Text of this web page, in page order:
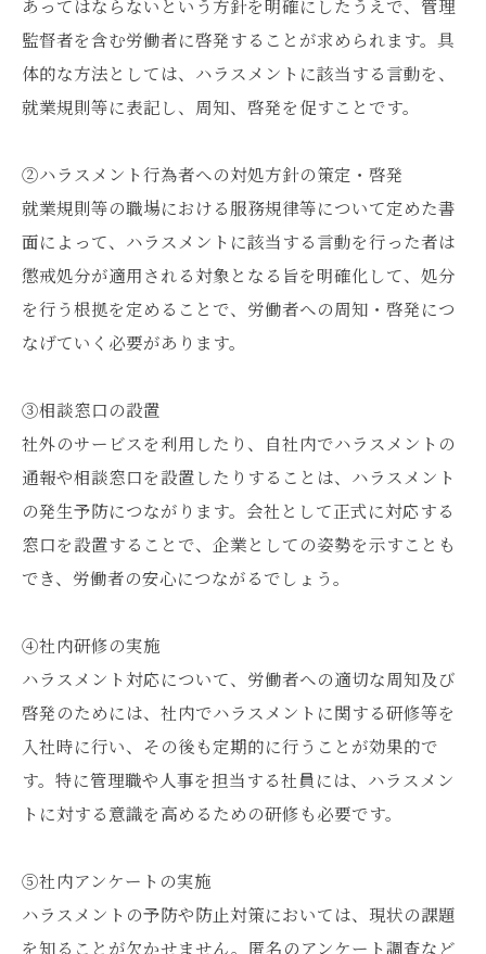
あってはならないという方針を明確にしたうえで、管理
監督者を含む労働者に啓発することが求められます。具
体的な方法としては、ハラスメントに該当する言動を、
就業規則等に表記し、周知、啓発を促すことです。
②ハラスメント行為者への対処方針の策定・啓発
就業規則等の職場における服務規律等について定めた書
面によって、ハラスメントに該当する言動を行った者は
懲戒処分が適用される対象となる旨を明確化して、処分
を行う根拠を定めることで、労働者への周知・啓発につ
なげていく必要があります。
③相談窓口の設置
社外のサービスを利用したり、自社内でハラスメントの
通報や相談窓口を設置したりすることは、ハラスメント
の発生予防につながります。会社として正式に対応する
窓口を設置することで、企業としての姿勢を示すことも
でき、労働者の安心につながるでしょう。
④社内研修の実施
ハラスメント対応について、労働者への適切な周知及び
啓発のためには、社内でハラスメントに関する研修等を
入社時に行い、その後も定期的に行うことが効果的で
す。特に管理職や人事を担当する社員には、ハラスメン
トに対する意識を高めるための研修も必要です。
⑤社内アンケートの実施
ハラスメントの予防や防止対策においては、現状の課題
を知ることが欠かせません。匿名のアンケート調査など